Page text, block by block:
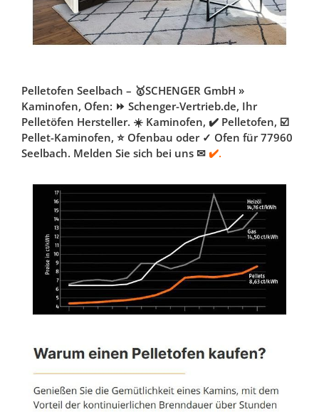
Pelletofen Seelbach – 🥇SCHENGER GmbH »
Kaminofen, Ofen: ⏩ Schenger-Vertrieb.de, Ihr
Pelletöfen Hersteller. ☀️ Kaminofen, ✔️ Pelletofen, ☑️
Pellet-Kaminofen, ⭐ Ofenbau oder ✓ Ofen für 77960
Seelbach. Melden Sie sich bei uns ✉ ✔️.